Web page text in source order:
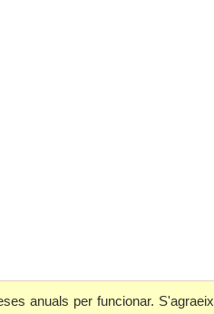
anuals per funcionar. S'agraeix